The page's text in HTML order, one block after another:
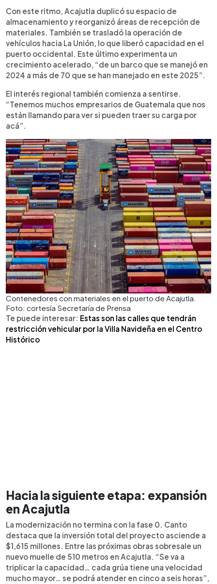
Con este ritmo, Acajutla duplicó su espacio de
almacenamiento y reorganizó áreas de recepción de
materiales. También se trasladó la operación de
vehículos hacia La Unión, lo que liberó capacidad en el
puerto occidental. Este último experimenta un
crecimiento acelerado, “de un barco que se manejó en
2024 a más de 70 que se han manejado en este 2025”.
El interés regional también comienza a sentirse.
“Tenemos muchos empresarios de Guatemala que nos
están llamando para ver si pueden traer su carga por
acá”.
Contenedores con materiales en el puerto de Acajutla.
Foto: cortesía Secretaría de Prensa
Te puede interesar: Estas son las calles que tendrán
restricción vehicular por la Villa Navideña en el Centro
Histórico
Hacia la siguiente etapa: expansión
en Acajutla
La modernización no termina con la fase 0. Canto
destaca que la inversión total del proyecto asciende a
$1,615 millones. Entre las próximas obras sobresale un
nuevo muelle de 510 metros en Acajutla. “Se va a
triplicar la capacidad… cada grúa tiene una velocidad
mucho mayor… se podrá atender en cinco a seis horas”,